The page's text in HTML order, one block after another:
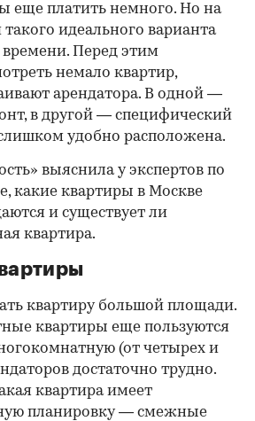
еще платить немного. Но на
идеального варианта
Перед этим
немало квартир,
арендатора. В одной —
в другой — специфический
удобно расположена.
выяснила у экспертов по
какие квартиры в Москве
и существует ли
квартира.
квартиру большой площади.
квартиры еще пользуются
(от четырех и
достаточно трудно.
квартира имеет
планировку — смежные